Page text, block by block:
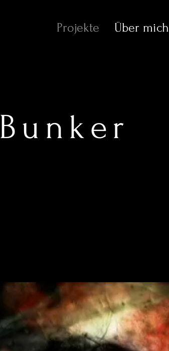
Projekte Über mich
Bunker